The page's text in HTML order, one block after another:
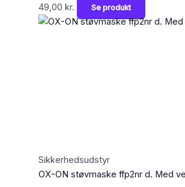
49,00 kr. Se produkt
Sikkerhedsudstyr
OX-ON støvmaske ffp2nr d. Med